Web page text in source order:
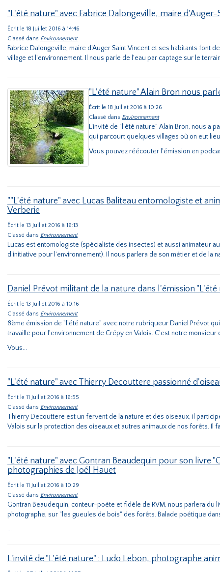
"L'été nature" avec Fabrice Dalongeville, maire
Écrit le 18 Juillet 2016 à 14:46
Classé dans Environnement
Fabrice Dalongeville, maire d'Auger Saint Vincent et ses habitants font
village et l'environnement. Il nous parle de l'eau par captage sur le
"L'été nature" Alain Bron nous
Écrit le 18 Juillet 2016 à 10:26
Classé dans Environnement
L'invité de "l'été nature" Alain Bron, nous a
qui parcourt quelques villages où on eut
Vous pouvez réécouter l'émission en
""L'été nature" avec Lucas Baliteau entomologiste et
Verberie
Écrit le 13 Juillet 2016 à 16:13
Classé dans Environnement
Lucas est entomologiste (spécialiste des insectes) et aussi animateur
d'initiative pour l'environnement). Il nous parlera de son métier et de la
Daniel Prévot militant de la nature dans l'émission "L'été
Écrit le 13 Juillet 2016 à 10:16
Classé dans Environnement
8ème émission de "l'été nature" avec notre rubriqueur Daniel Prévot qui
travaille pour l'environnement de Crépy en Valois. C'est notre monsieur
Vous...
"L'été nature" avec Thierry Decouttere passionné
Écrit le 11 Juillet 2016 à 16:55
Classé dans Environnement
Thierry Decouttere est un fervent de la nature et des oiseaux, il
Valois sur la protection des oiseaux et autres animaux de nos forêts. Il
"L'été nature" avec Gontran Beaudequin pour son livre
photographies de Joél Hauet
Écrit le 11 Juillet 2016 à 10:29
Classé dans Environnement
Gontran Beaudequin, conteur-poète et fidèle de RVM, nous parlera du
photographe, sur "les gueules de bois" des forêts. Balade poétique
...
L'invité de "L'été nature" : Ludo Lebon, photographe